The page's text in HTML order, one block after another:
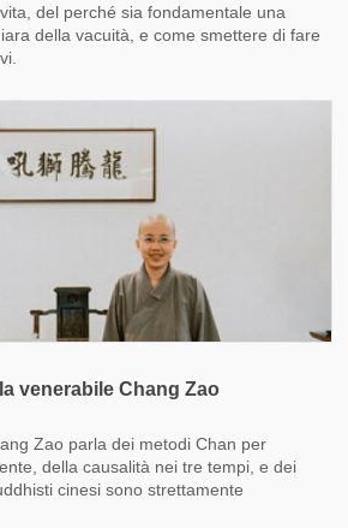
del perché sia fondamentale una
della vacuità, e come smettere di fare
venerabile Chang Zao
Zao parla dei metodi Chan per
della causalità nei tre tempi, e dei
cinesi sono strettamente